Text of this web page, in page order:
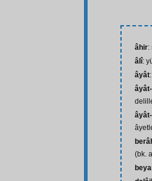
âhir:
âlî:
âyât
(bk.